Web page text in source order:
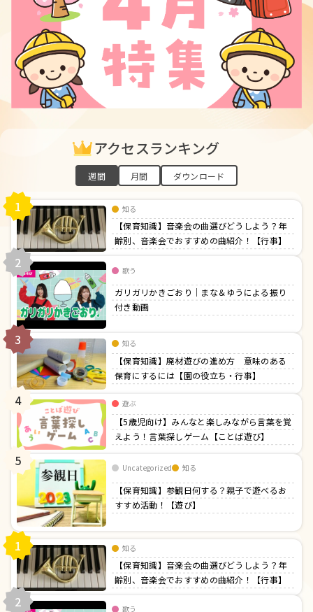
アクセスランキング
週間 月間 ダウンロード
1 知る
【保育知識】音楽会の曲選びどうしよう？年
齢別、音楽会でおすすめの曲紹介！【行事】
2 歌う
ガリガリかきごおり｜まな＆ゆうによる振り
付き動画
3 知る
【保育知識】廃材遊びの進め方 意味のある
保育にするには【園の役立ち・行事】
4 遊ぶ
【5歳児向け】みんなと楽しみながら言葉を覚
えよう！言葉探しゲーム【ことば遊び】
5 Uncategorized 知る
【保育知識】参観日何する？親子で遊べるお
すすめ活動！【遊び】
1 知る
【保育知識】音楽会の曲選びどうしよう？年
齢別、音楽会でおすすめの曲紹介！【行事】
2 歌う